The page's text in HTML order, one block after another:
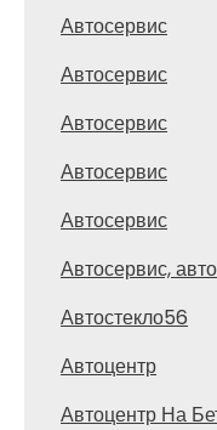
Автосервис
Автосервис
Автосервис
Автосервис
Автосервис
Автосервис,
Автостекло56
Автоцентр
Автоцентр На